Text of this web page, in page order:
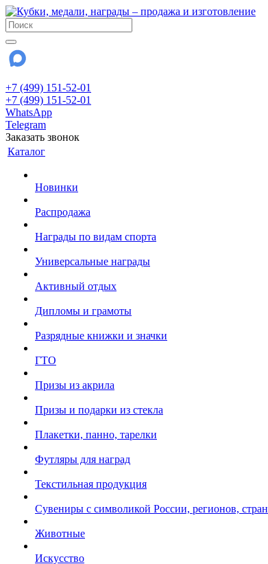
+7 (499) 151-52-01
+7 (499) 151-52-01
WhatsApp
Telegram
Заказать звонок
Каталог
Новинки
Распродажа
Награды по видам спорта
Универсальные награды
Активный отдых
Дипломы и грамоты
Разрядные книжки и значки
ГТО
Призы из акрила
Призы и подарки из стекла
Плакетки, панно, тарелки
Футляры для наград
Текстильная продукция
Сувениры с символикой России, регионов, стран
Животные
Искусство